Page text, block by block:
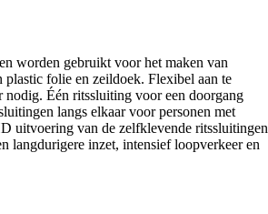
worden gebruikt voor het maken van
plastic folie en zeildoek. Flexibel aan te
nodig. Één ritssluiting voor een doorgang
langs elkaar voor personen met
uitvoering van de zelfklevende ritssluitingen
langdurigere inzet, intensief loopverkeer en